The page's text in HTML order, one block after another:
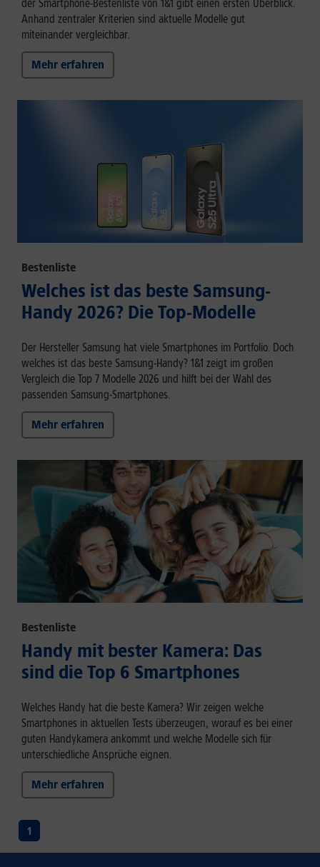
der Smartphone-Bestenliste von 1&1 gibt einen ersten Überblick.
Anhand zentraler Kriterien sind aktuelle Modelle gut
miteinander vergleichbar.
Mehr erfahren
Bestenliste
Welches ist das beste Samsung-
Handy 2026? Die Top-Modelle
Der Hersteller Samsung hat viele Smartphones im Portfolio. Doch
welches ist das beste Samsung-Handy? 1&1 zeigt im großen
Vergleich die Top 7 Modelle 2026 und hilft bei der Wahl des
passenden Samsung-Smartphones.
Mehr erfahren
Bestenliste
Handy mit bester Kamera: Das
sind die Top 6 Smartphones
Welches Handy hat die beste Kamera? Wir zeigen welche
Smartphones in aktuellen Tests überzeugen, worauf es bei einer
guten Handykamera ankommt und welche Modelle sich für
unterschiedliche Ansprüche eignen.
Mehr erfahren
1